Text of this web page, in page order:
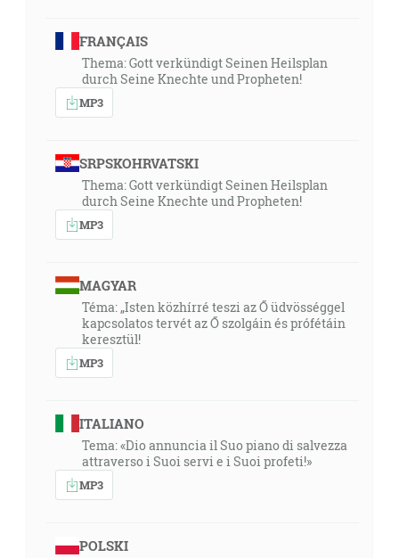
FRANÇAIS
Thema: Gott verkündigt Seinen Heilsplan
durch Seine Knechte und Propheten!
MP3
SRPSKOHRVATSKI
Thema: Gott verkündigt Seinen Heilsplan
durch Seine Knechte und Propheten!
MP3
MAGYAR
Téma: „Isten közhírré teszi az Ő üdvösséggel
kapcsolatos tervét az Ő szolgáin és prófétáin
keresztül!
MP3
ITALIANO
Tema: «Dio annuncia il Suo piano di salvezza
attraverso i Suoi servi e i Suoi profeti!»
MP3
POLSKI